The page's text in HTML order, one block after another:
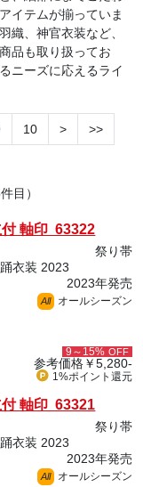
イテムが揃っていま
織、神官衣装など、
品も取り扱ってお
ニーズに応えるライ
10 > >>
目）
軸印 63322
祭り帯
衣装 2023
2023年発売
All オールシーズン
9～15% OFF
参考価格￥5,280-
1%ポイント 還元
軸印 63321
祭り帯
衣装 2023
2023年発売
All オールシーズン